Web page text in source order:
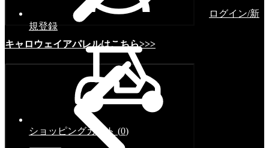
キャロウェイアパレルはこちら>>>
ログイン/新
規登録
ショッピングカート (0)